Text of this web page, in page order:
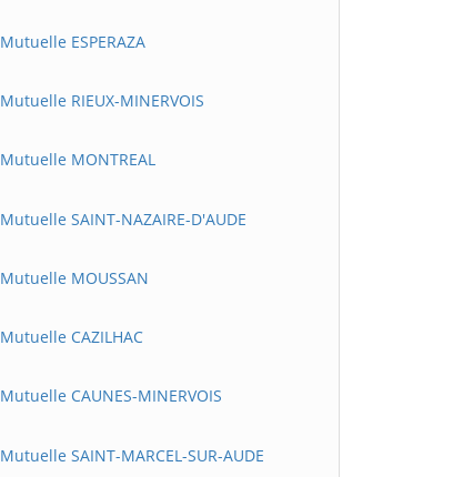
Mutuelle ESPERAZA
Mutuelle RIEUX-MINERVOIS
Mutuelle MONTREAL
Mutuelle SAINT-NAZAIRE-D'AUDE
Mutuelle MOUSSAN
Mutuelle CAZILHAC
Mutuelle CAUNES-MINERVOIS
Mutuelle SAINT-MARCEL-SUR-AUDE